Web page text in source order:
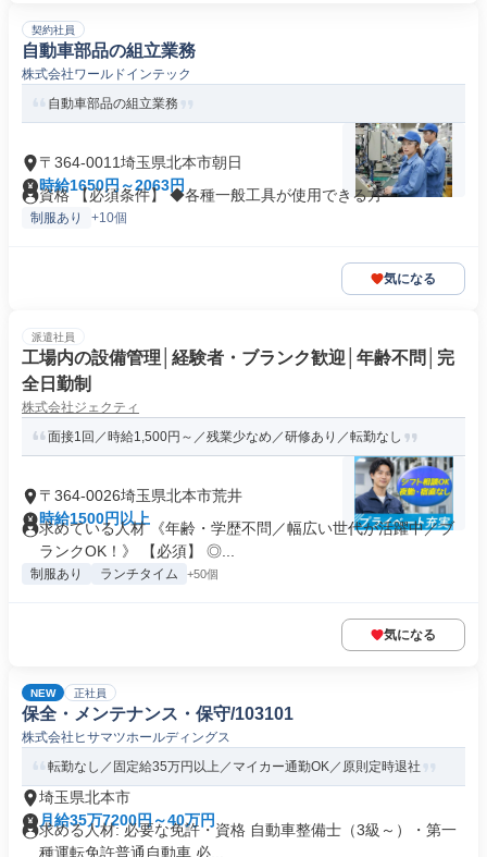
契約社員
自動車部品の組立業務
株式会社ワールドインテック
自動車部品の組立業務
〒364-0011埼玉県北本市朝日
時給1650円～2063円
資格 【必須条件】 ◆各種一般工具が使用できる方
制服あり +10個
気になる
派遣社員
工場内の設備管理│経験者・ブランク歓迎│年齢不問│完
全日勤制
株式会社ジェクティ
面接1回／時給1,500円～／残業少なめ／研修あり／転勤なし
〒364-0026埼玉県北本市荒井
時給1500円以上
求めている人材 《年齢・学歴不問／幅広い世代が活躍中／ブ
ランクOK！》 【必須】 ◎...
制服あり ランチタイム +50個
気になる
NEW 正社員
保全・メンテナンス・保守/103101
株式会社ヒサマツホールディングス
転勤なし／固定給35万円以上／マイカー通勤OK／原則定時退社
埼玉県北本市
月給35万7200円～40万円
求める人材: 必要な免許・資格 自動車整備士（3級～）・第一
種運転免許普通自動車 必...